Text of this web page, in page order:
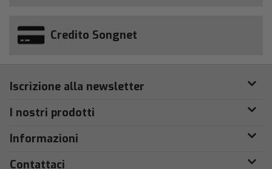
Credito Songnet
Iscrizione alla newsletter
I nostri prodotti
Informazioni
Contattaci